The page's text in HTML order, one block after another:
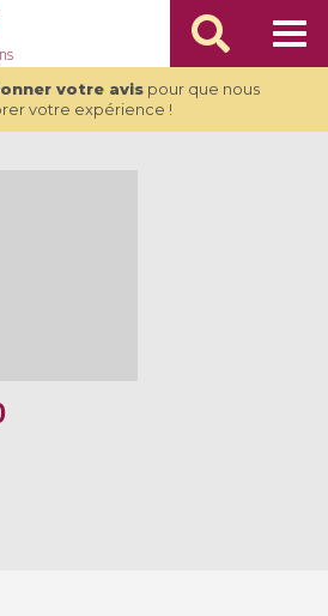
votre avispour que nous
votre expérience !